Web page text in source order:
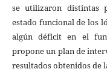
se utilizaron distintas
estado funcional de los
algún déficit en el
propone un plan de
resultados obtenidos de